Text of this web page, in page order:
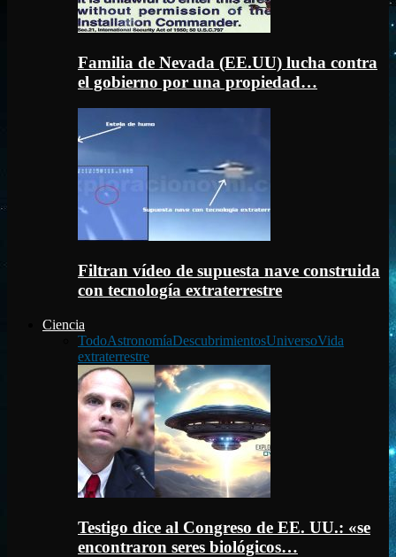
Familia de Nevada (EE.UU) lucha contra
el gobierno por una propiedad…
Filtran vídeo de supuesta nave construida
con tecnología extraterrestre
Ciencia
TodoAstronomíaDescubrimientosUniversoVida
extraterrestre
Testigo dice al Congreso de EE. UU.: «se
encontraron seres biológicos…